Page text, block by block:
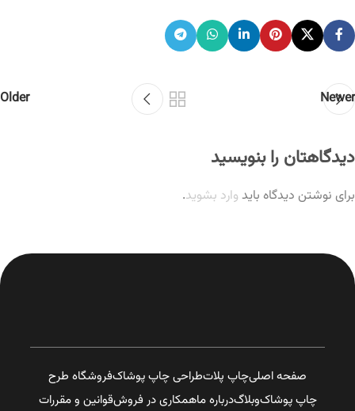
Newer
Older
دیدگاهتان را بنویسید
برای نوشتن دیدگاه باید وارد بشوید.
صفحه اصلیچاپ پلاتطراحی چاپ پوشاکفروشگاه طرح
چاپ پوشاکوبلاگدرباره ماهمکاری در فروشقوانین و مقررات